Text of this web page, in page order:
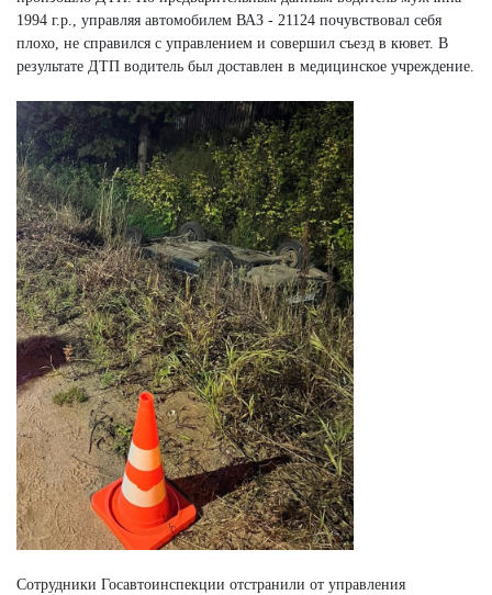
1994 г.р., управляя автомобилем ВАЗ - 21124 почувствовал себя
плохо, не справился с управлением и совершил съезд в кювет. В
результате ДТП водитель был доставлен в медицинское учреждение.
Сотрудники Госавтоинспекции отстранили от управления